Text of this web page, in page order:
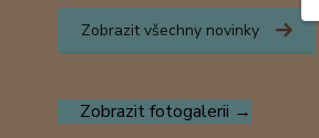
Zobrazit všechny novinky
Zobrazit fotogalerii →